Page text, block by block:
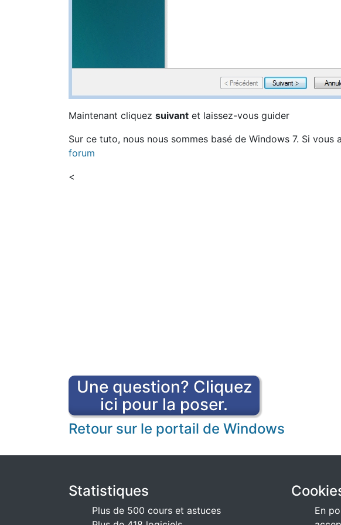
Maintenant cliquez suivant et laissez-vous guider
Sur ce tuto, nous nous sommes basé de Windows 7. Si vous
forum
<
Une question? Cliquez
ici pour la poser.
Retour sur le portail de Windows
Statistiques
Plus de 500 cours et astuces
En